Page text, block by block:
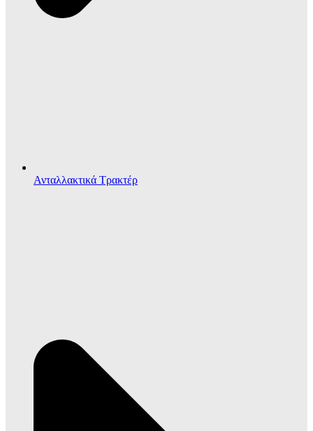
Ανταλλακτικά Τρακτέρ